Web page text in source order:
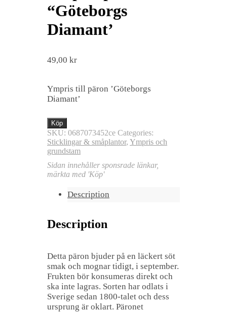
“Göteborgs
Diamant’
49,00 kr
Ympris till päron ’Göteborgs
Diamant’
Köp
SKU: 0687073452ce Categories:
Sticklingar & småplantor, Ympris och
grundstam
Sidan innehåller sponsrade länkar,
märkta med 'Köp'
Description
Description
Detta päron bjuder på en läckert söt
smak och mognar tidigt, i september.
Frukten bör konsumeras direkt och
ska inte lagras. Sorten har odlats i
Sverige sedan 1800-talet och dess
ursprung är oklart. Päronet